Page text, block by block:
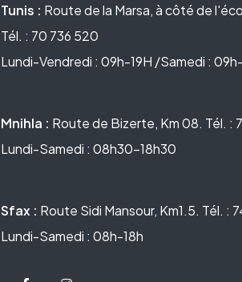
Tunis : Route de la Marsa, à côté de
Tél. : 70 736 520
Lundi-Vendredi : 09h-19H /Samedi :
Mnihla : Route de Bizerte, Km 08. Tél. :
Lundi-Samedi : 08h30-18h30
Sfax : Route Sidi Mansour, Km1.5. Tél. :
Lundi-Samedi : 08h-18h